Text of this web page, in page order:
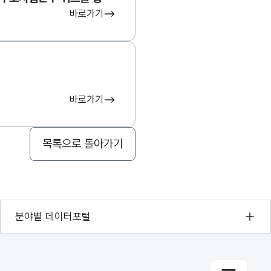
바로가기
바로가기
목록으로 돌아가기
분야별 데이터포털
기상자료개방포털
국토교통부 공간정보오픈플랫폼